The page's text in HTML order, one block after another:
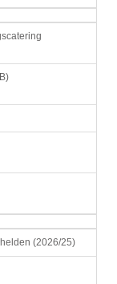
(2026/25)